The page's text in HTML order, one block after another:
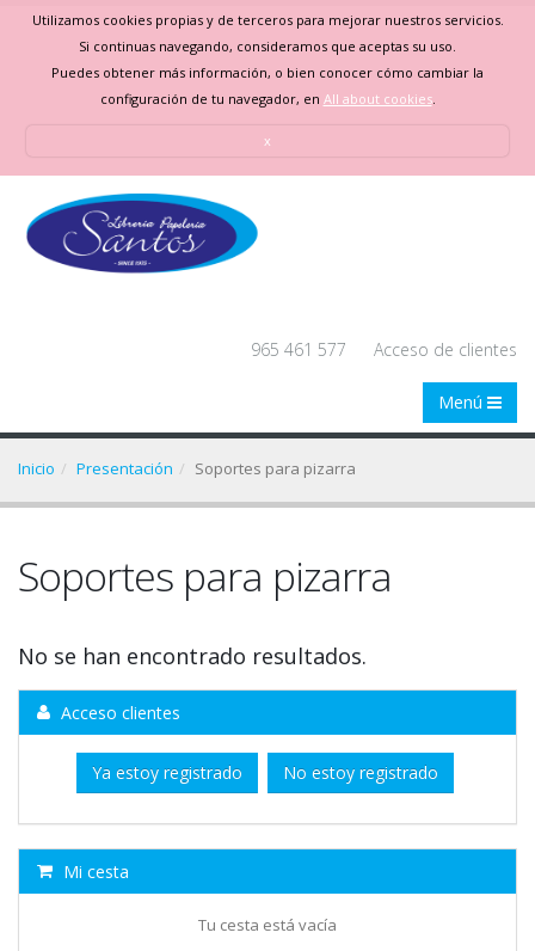
Utilizamos cookies propias y de terceros para mejorar nuestros servicios.
Si continuas navegando, consideramos que aceptas su uso.
Puedes obtener más información, o bien conocer cómo cambiar la
configuración de tu navegador, en All about cookies.
x
965 461 577 Acceso de clientes
Menú
Inicio Presentación Soportes para pizarra
Soportes para pizarra
No se han encontrado resultados.
Acceso clientes
Ya estoy registrado No estoy registrado
Mi cesta
Tu cesta está vacía